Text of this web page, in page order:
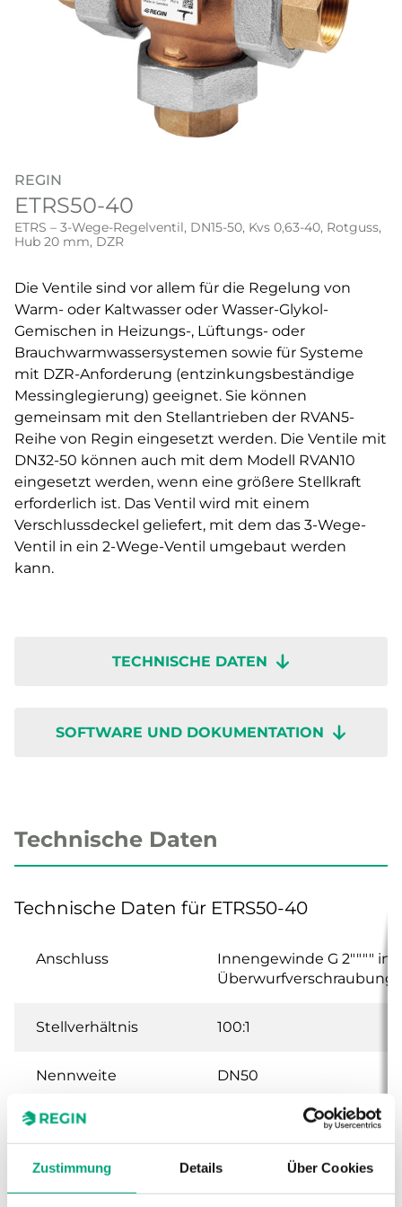
Zustimmung Details Über Cookies
REGIN
ETRS50-40
ETRS – 3-Wege-Regelventil, DN15-50, Kvs 0,63-40, Rotguss,
Hub 20 mm, DZR
Die Ventile sind vor allem für die Regelung von
Warm- oder Kaltwasser oder Wasser-Glykol-
Gemischen in Heizungs-, Lüftungs- oder
Brauchwarmwassersystemen sowie für Systeme
mit DZR-Anforderung (entzinkungsbeständige
Messinglegierung) geeignet. Sie können
gemeinsam mit den Stellantrieben der RVAN5-
Reihe von Regin eingesetzt werden. Die Ventile mit
DN32-50 können auch mit dem Modell RVAN10
eingesetzt werden, wenn eine größere Stellkraft
erforderlich ist. Das Ventil wird mit einem
Verschlussdeckel geliefert, mit dem das 3-Wege-
Ventil in ein 2-Wege-Ventil umgebaut werden
kann.
TECHNISCHE DATEN
SOFTWARE UND DOKUMENTATION
Technische Daten
Technische Daten für ETRS50-40
Anschluss
Innengewinde G 2"""" in
Überwurfverschraubung
Stellverhältnis 100:1
Nennweite DN50
Hub
Kvs 40 m³/h